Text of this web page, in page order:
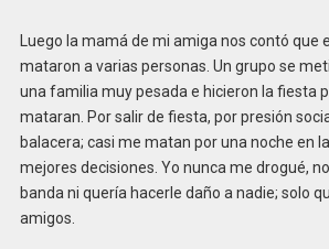
Luego la mamá de mi amiga nos contó que
mataron a varias personas. Un grupo se
una familia muy pesada e hicieron la fiesta
mataran. Por salir de fiesta, por presión
balacera; casi me matan por una noche en
mejores decisiones. Yo nunca me drogué,
banda ni quería hacerle daño a nadie; solo
amigos.